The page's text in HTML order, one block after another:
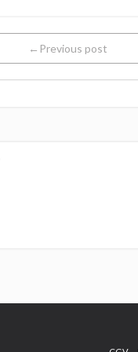
←Previous post